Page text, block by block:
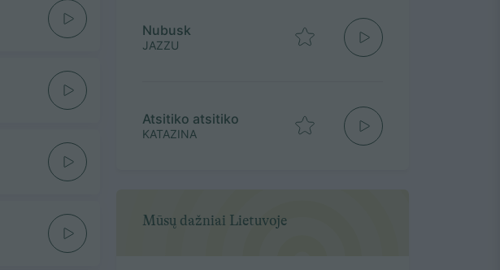
Nubusk
JAZZU
Atsitiko atsitiko
KATAZINA
Mūsų dažniai Lietuvoje